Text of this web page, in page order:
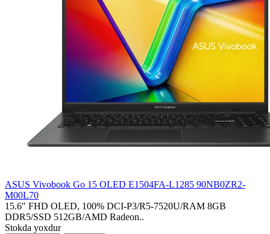
ASUS Vivobook Go 15 OLED E1504FA-L1285 90NB0ZR2-
M00L70
15.6" FHD OLED, 100% DCI-P3/R5-7520U/RAM 8GB
DDR5/SSD 512GB/AMD Radeon..
Stokda yoxdur